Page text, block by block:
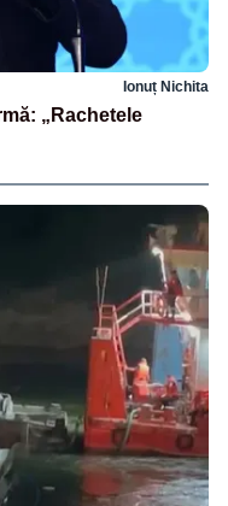
Ionuț Nichita
„Rachetele